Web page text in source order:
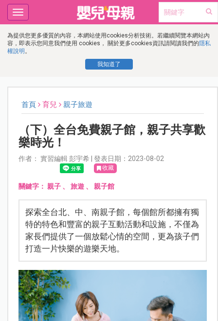
為提供您更多優質的內容，本網站使用cookies分析技術。若繼續閱覽本網站內
容，即表示您同意我們使用 cookies， 關於更多cookies資訊請閱讀我們的隱私
權說明 。
我知道了
Toggle
navigation
首頁 育兒 親子旅遊
（下）全台免費親子館，親子共享歡
樂時光！
作者： 實習編輯 彭宇希 | 發表日期：2023-08-02
收藏
關鍵字： 親子、 旅遊、 親子館
探索全台北、中、南親子館，每個館所都擁有獨
特的特色和豐富的親子互動活動和設施，不僅為
家長們提供了一個放鬆心情的空間，更為孩子們
打造一片快樂的遊樂天地。